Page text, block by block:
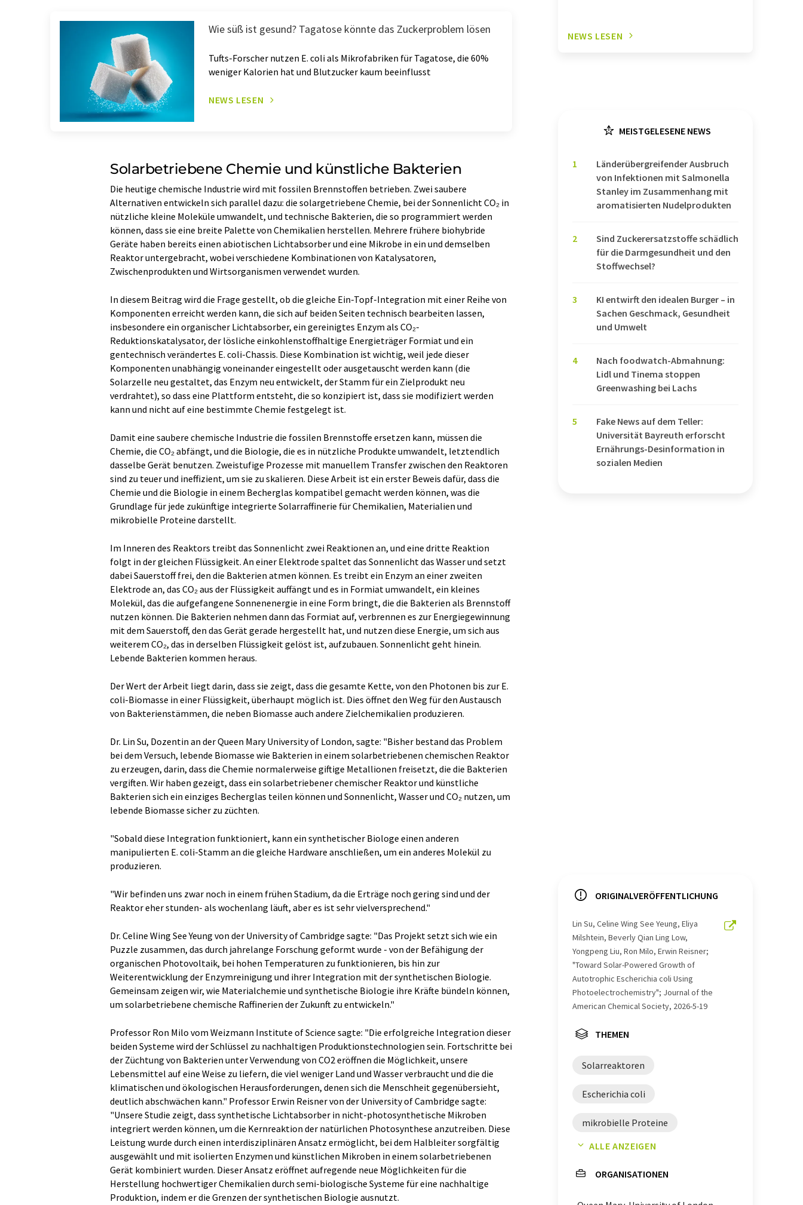
Wie süß ist gesund? Tagatose könnte das Zuckerproblem lösen
Tufts-Forscher nutzen E. coli als Mikrofabriken für Tagatose, die 60%
weniger Kalorien hat und Blutzucker kaum beeinflusst
NEWS LESEN
Solarbetriebene Chemie und künstliche Bakterien
Die heutige chemische Industrie wird mit fossilen Brennstoffen betrieben. Zwei saubere
Alternativen entwickeln sich parallel dazu: die solargetriebene Chemie, bei der Sonnenlicht CO₂ in
nützliche kleine Moleküle umwandelt, und technische Bakterien, die so programmiert werden
können, dass sie eine breite Palette von Chemikalien herstellen. Mehrere frühere biohybride
Geräte haben bereits einen abiotischen Lichtabsorber und eine Mikrobe in ein und demselben
Reaktor untergebracht, wobei verschiedene Kombinationen von Katalysatoren,
Zwischenprodukten und Wirtsorganismen verwendet wurden.
In diesem Beitrag wird die Frage gestellt, ob die gleiche Ein-Topf-Integration mit einer Reihe von
Komponenten erreicht werden kann, die sich auf beiden Seiten technisch bearbeiten lassen,
insbesondere ein organischer Lichtabsorber, ein gereinigtes Enzym als CO₂-
Reduktionskatalysator, der lösliche einkohlenstoffhaltige Energieträger Formiat und ein
gentechnisch verändertes E. coli-Chassis. Diese Kombination ist wichtig, weil jede dieser
Komponenten unabhängig voneinander eingestellt oder ausgetauscht werden kann (die
Solarzelle neu gestaltet, das Enzym neu entwickelt, der Stamm für ein Zielprodukt neu
verdrahtet), so dass eine Plattform entsteht, die so konzipiert ist, dass sie modifiziert werden
kann und nicht auf eine bestimmte Chemie festgelegt ist.
Damit eine saubere chemische Industrie die fossilen Brennstoffe ersetzen kann, müssen die
Chemie, die CO₂ abfängt, und die Biologie, die es in nützliche Produkte umwandelt, letztendlich
dasselbe Gerät benutzen. Zweistufige Prozesse mit manuellem Transfer zwischen den Reaktoren
sind zu teuer und ineffizient, um sie zu skalieren. Diese Arbeit ist ein erster Beweis dafür, dass die
Chemie und die Biologie in einem Becherglas kompatibel gemacht werden können, was die
Grundlage für jede zukünftige integrierte Solarraffinerie für Chemikalien, Materialien und
mikrobielle Proteine darstellt.
Im Inneren des Reaktors treibt das Sonnenlicht zwei Reaktionen an, und eine dritte Reaktion
folgt in der gleichen Flüssigkeit. An einer Elektrode spaltet das Sonnenlicht das Wasser und setzt
dabei Sauerstoff frei, den die Bakterien atmen können. Es treibt ein Enzym an einer zweiten
Elektrode an, das CO₂ aus der Flüssigkeit auffängt und es in Formiat umwandelt, ein kleines
Molekül, das die aufgefangene Sonnenenergie in eine Form bringt, die die Bakterien als Brennstoff
nutzen können. Die Bakterien nehmen dann das Formiat auf, verbrennen es zur Energiegewinnung
mit dem Sauerstoff, den das Gerät gerade hergestellt hat, und nutzen diese Energie, um sich aus
weiterem CO₂, das in derselben Flüssigkeit gelöst ist, aufzubauen. Sonnenlicht geht hinein.
Lebende Bakterien kommen heraus.
Der Wert der Arbeit liegt darin, dass sie zeigt, dass die gesamte Kette, von den Photonen bis zur E.
coli-Biomasse in einer Flüssigkeit, überhaupt möglich ist. Dies öffnet den Weg für den Austausch
von Bakterienstämmen, die neben Biomasse auch andere Zielchemikalien produzieren.
Dr. Lin Su, Dozentin an der Queen Mary University of London, sagte: "Bisher bestand das Problem
bei dem Versuch, lebende Biomasse wie Bakterien in einem solarbetriebenen chemischen Reaktor
zu erzeugen, darin, dass die Chemie normalerweise giftige Metallionen freisetzt, die die Bakterien
vergiften. Wir haben gezeigt, dass ein solarbetriebener chemischer Reaktor und künstliche
Bakterien sich ein einziges Becherglas teilen können und Sonnenlicht, Wasser und CO₂ nutzen, um
lebende Biomasse sicher zu züchten.
"Sobald diese Integration funktioniert, kann ein synthetischer Biologe einen anderen
manipulierten E. coli-Stamm an die gleiche Hardware anschließen, um ein anderes Molekül zu
produzieren.
"Wir befinden uns zwar noch in einem frühen Stadium, da die Erträge noch gering sind und der
Reaktor eher stunden- als wochenlang läuft, aber es ist sehr vielversprechend."
Dr. Celine Wing See Yeung von der University of Cambridge sagte: "Das Projekt setzt sich wie ein
Puzzle zusammen, das durch jahrelange Forschung geformt wurde - von der Befähigung der
organischen Photovoltaik, bei hohen Temperaturen zu funktionieren, bis hin zur
Weiterentwicklung der Enzymreinigung und ihrer Integration mit der synthetischen Biologie.
Gemeinsam zeigen wir, wie Materialchemie und synthetische Biologie ihre Kräfte bündeln können,
um solarbetriebene chemische Raffinerien der Zukunft zu entwickeln."
Professor Ron Milo vom Weizmann Institute of Science sagte: "Die erfolgreiche Integration dieser
beiden Systeme wird der Schlüssel zu nachhaltigen Produktionstechnologien sein. Fortschritte bei
der Züchtung von Bakterien unter Verwendung von CO2 eröffnen die Möglichkeit, unsere
Lebensmittel auf eine Weise zu liefern, die viel weniger Land und Wasser verbraucht und die die
klimatischen und ökologischen Herausforderungen, denen sich die Menschheit gegenübersieht,
deutlich abschwächen kann." Professor Erwin Reisner von der University of Cambridge sagte:
"Unsere Studie zeigt, dass synthetische Lichtabsorber in nicht-photosynthetische Mikroben
integriert werden können, um die Kernreaktion der natürlichen Photosynthese anzutreiben. Diese
Leistung wurde durch einen interdisziplinären Ansatz ermöglicht, bei dem Halbleiter sorgfältig
ausgewählt und mit isolierten Enzymen und künstlichen Mikroben in einem solarbetriebenen
Gerät kombiniert wurden. Dieser Ansatz eröffnet aufregende neue Möglichkeiten für die
Herstellung hochwertiger Chemikalien durch semi-biologische Systeme für eine nachhaltige
Produktion, indem er die Grenzen der synthetischen Biologie ausnutzt.
NEWS LESEN
MEISTGELESENE NEWS
1
Länderübergreifender Ausbruch
von Infektionen mit Salmonella
Stanley im Zusammenhang mit
aromatisierten Nudelprodukten
2
Sind Zuckerersatzstoffe schädlich
für die Darmgesundheit und den
Stoffwechsel?
3
KI entwirft den idealen Burger – in
Sachen Geschmack, Gesundheit
und Umwelt
4
Nach foodwatch-Abmahnung:
Lidl und Tinema stoppen
Greenwashing bei Lachs
5
Fake News auf dem Teller:
Universität Bayreuth erforscht
Ernährungs-Desinformation in
sozialen Medien
ORIGINALVERÖFFENTLICHUNG
Lin Su, Celine Wing See Yeung, Eliya
Milshtein, Beverly Qian Ling Low,
Yongpeng Liu, Ron Milo, Erwin Reisner;
"Toward Solar-Powered Growth of
Autotrophic Escherichia coli Using
Photoelectrochemistry"; Journal of the
American Chemical Society, 2026-5-19
THEMEN
Solarreaktoren
Escherichia coli
mikrobielle Proteine
Chemikalien
Lebensmittel
ALLE ANZEIGEN
ORGANISATIONEN